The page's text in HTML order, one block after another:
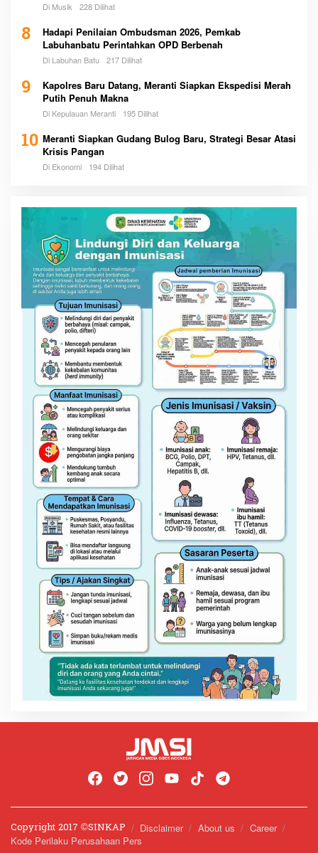
Di Musik 228 Dilihat
8
Hadapi Penilaian Ombudsman 2026, Pemkab
Labuhanbatu Perintahkan OPD Berbenah
Di Labuhan Batu 217 Dilihat
9
Kapolres Baru Datang, Meranti Siapkan Ekspedisi Merah
Putih Penuh Makna
Di Kepulauan Meranti 195 Dilihat
10 Meranti Siapkan Gudang Bulog Baru, Strategi Besar Atasi
Krisis Pangan
Di Ekonomi 194 Dilihat
Copyright 2017 ©️SINKAP Disclaimer About us
Career
Kode Perilaku Perusahaan Pers